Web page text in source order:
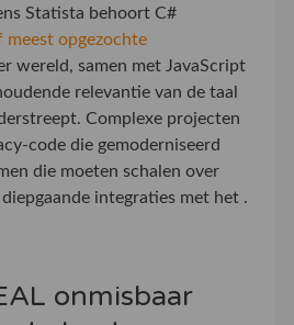
Statista behoort C#
meest opgezochte
wereld, samen met JavaScript
relevantie van de taal
Complexe projecten
code die gemoderniseerd
die moeten schalen over
integraties met het .
onmisbaar